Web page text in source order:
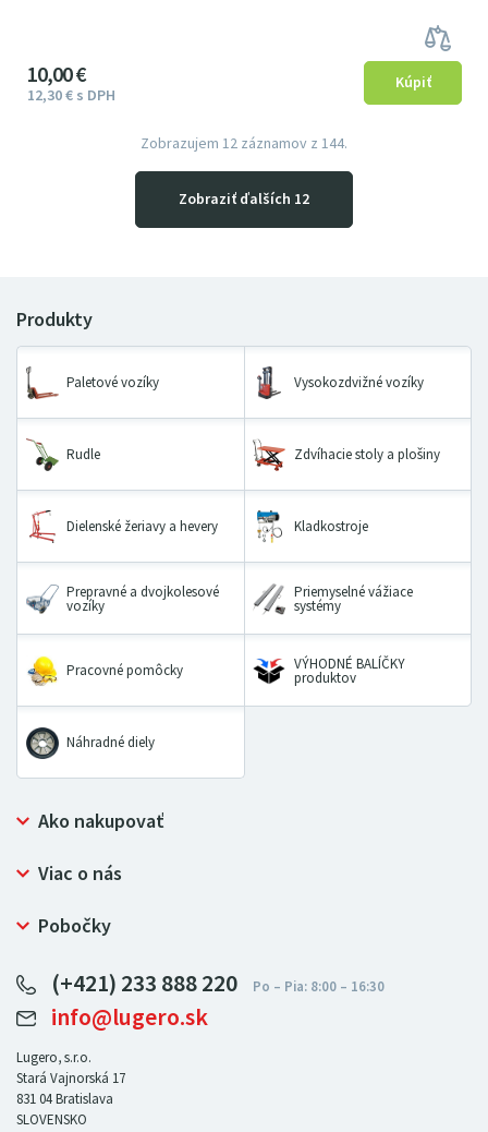
10 00€
12 30€ s DPH
Zobrazujem 12záznamov z 144.
Zobraziť ďalších 12
Paletové vozíky Vysokozdvižné vozíky
Rudle Zdvíhacie stoly a plošiny
Dielenské žeriavy a hevery Kladkostroje
Prepravné a dvojkolesové
vozíky
Priemyselné vážiace
systémy
Pracovné pomôcky VÝHODNÉ BALÍČKY
produktov
Náhradné diely
Ako nakupovať
Prečo nakupovať u LUGERO
Ochrana osobných údajov
Viac o nás
Bezpečný nákup
Certifikát NATUR-PACK
Pre predajcov
Pobočky
LUGERO Nemecko
LUGERO Česká republika
LUGERO Maďarsko
LUGERO Rakousko
(+421) 233 888 220
info@lugero.sk
Lugero, s.r.o.
Stará Vajnorská 17
831 04Bratislava
SLOVENSKO